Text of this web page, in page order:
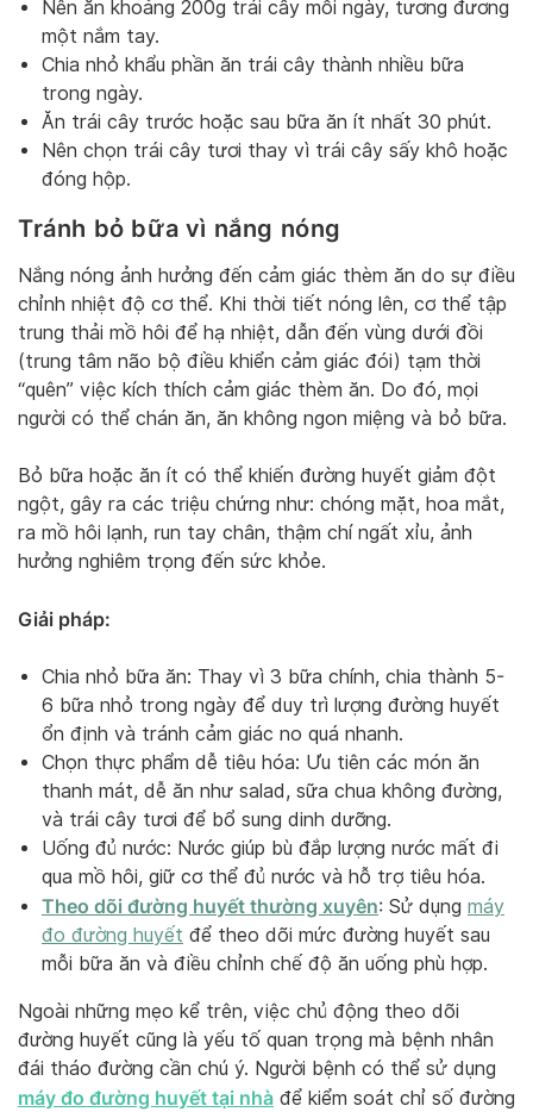
Nên ăn khoảng 200g trái cây mỗi ngày, tương đương
một nắm tay.
Chia nhỏ khẩu phần ăn trái cây thành nhiều bữa
trong ngày.
Ăn trái cây trước hoặc sau bữa ăn ít nhất 30 phút.
Nên chọn trái cây tươi thay vì trái cây sấy khô hoặc
đóng hộp.
Tránh bỏ bữa vì nắng nóng
Nắng nóng ảnh hưởng đến cảm giác thèm ăn do sự điều
chỉnh nhiệt độ cơ thể. Khi thời tiết nóng lên, cơ thể tập
trung thải mồ hôi để hạ nhiệt, dẫn đến vùng dưới đồi
(trung tâm não bộ điều khiển cảm giác đói) tạm thời
“quên” việc kích thích cảm giác thèm ăn. Do đó, mọi
người có thể chán ăn, ăn không ngon miệng và bỏ bữa.
Bỏ bữa hoặc ăn ít có thể khiến đường huyết giảm đột
ngột, gây ra các triệu chứng như: chóng mặt, hoa mắt,
ra mồ hôi lạnh, run tay chân, thậm chí ngất xỉu, ảnh
hưởng nghiêm trọng đến sức khỏe.
Giải pháp:
Chia nhỏ bữa ăn: Thay vì 3 bữa chính, chia thành 5-
6 bữa nhỏ trong ngày để duy trì lượng đường huyết
ổn định và tránh cảm giác no quá nhanh.
Chọn thực phẩm dễ tiêu hóa: Ưu tiên các món ăn
thanh mát, dễ ăn như salad, sữa chua không đường,
và trái cây tươi để bổ sung dinh dưỡng.
Uống đủ nước: Nước giúp bù đắp lượng nước mất đi
qua mồ hôi, giữ cơ thể đủ nước và hỗ trợ tiêu hóa.
Theo dõi đường huyết thường xuyên: Sử dụng máy
đo đường huyết để theo dõi mức đường huyết sau
mỗi bữa ăn và điều chỉnh chế độ ăn uống phù hợp.
Ngoài những mẹo kể trên, việc chủ động theo dõi
đường huyết cũng là yếu tố quan trọng mà bệnh nhân
đái tháo đường cần chú ý. Người bệnh có thể sử dụng
máy đo đường huyết tại nhà để kiểm soát chỉ số đường